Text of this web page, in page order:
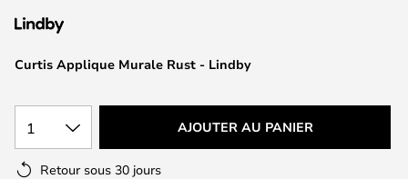
the
gallery
Curtis Applique Murale Rust - Lindby
1 AJOUTER AU PANIER
Retour sous 30 jours